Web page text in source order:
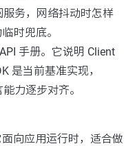
务，网络抖动时怎样
时兜底。
手册。它说明 Client
是当前基准实现，
力逐步对齐。
向应用运行时，适合做